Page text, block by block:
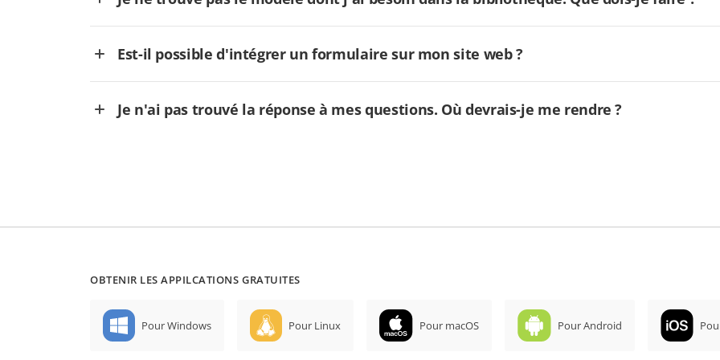
Est-il possible d'intégrer un formulaire sur mon site web ?
Je n'ai pas trouvé la réponse à mes questions. Où devrais-je me rendre ?
OBTENIR LES APPILCATIONS GRATUITES
Pour Windows Pour Linux Pour macOS Pour Android